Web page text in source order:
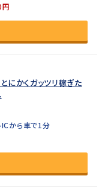
にかくガッツリ稼ぎた
から車で1分